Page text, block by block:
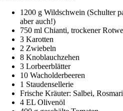
1200 g Wildschwein (Schulter
aber auch!)
750 ml Chianti, trockener
3 Karotten
2 Zwiebeln
8 Knoblauchzehen
3 Lorbeerblätter
10 Wacholderbeeren
1 Staudensellerie
Frische Kräuter: Salbei,
4 EL Olivenöl